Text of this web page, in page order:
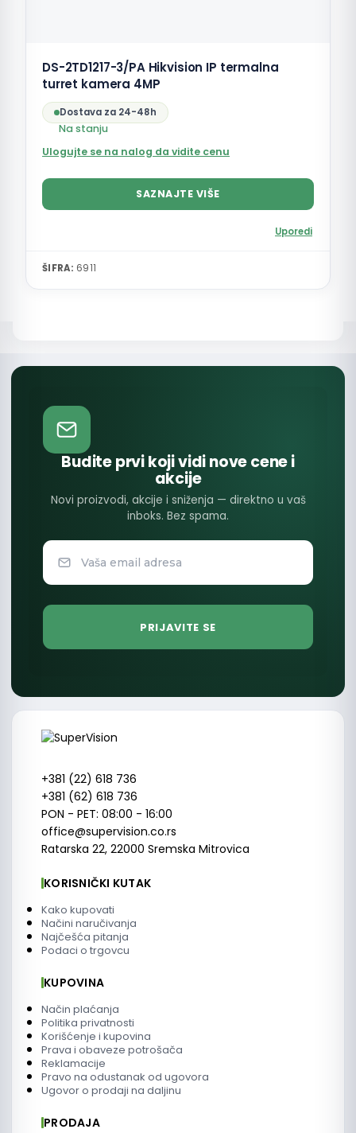
DS-2TD1217-3/PA Hikvision IP termalna
turret kamera 4MP
Dostava za 24-48h
Na stanju
Ulogujte se na nalog da vidite cenu
SAZNAJTE VIŠE
Uporedi
ŠIFRA: 6911
Budite prvi koji vidi nove cene i
akcije
Novi proizvodi, akcije i sniženja — direktno u vaš
inboks. Bez spama.
+381 (22) 618 736
+381 (62) 618 736
PON - PET: 08:00 - 16:00
office@supervision.co.rs
Ratarska 22, 22000 Sremska Mitrovica
KORISNIČKI KUTAK
Kako kupovati
Načini naručivanja
Najčešća pitanja
Podaci o trgovcu
KUPOVINA
Način plaćanja
Politika privatnosti
Korišćenje i kupovina
Prava i obaveze potrošača
Reklamacije
Pravo na odustanak od ugovora
Ugovor o prodaji na daljinu
PRODAJA